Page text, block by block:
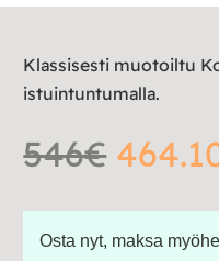
Klassisesti muotoiltu
istuintuntumalla.
546€
Osta nyt, maksa